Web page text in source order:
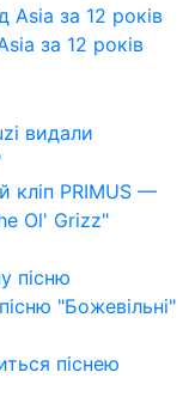
за 12 років
Ol' Grizz"
"Божевільні"